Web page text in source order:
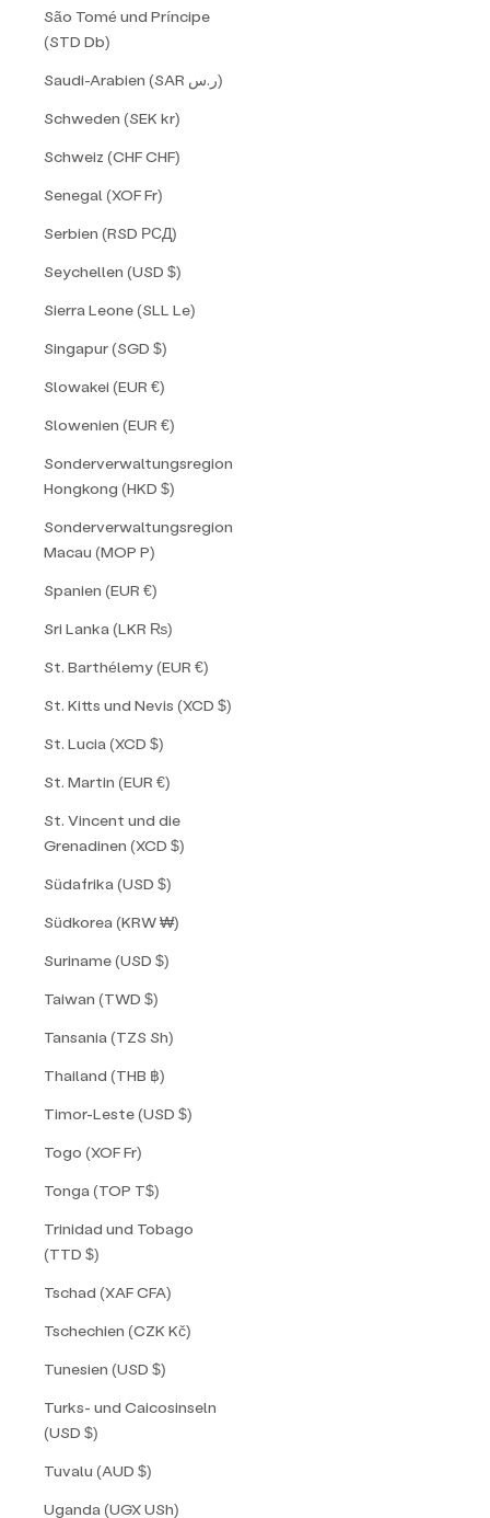
São Tomé und Príncipe
(STD Db)
Saudi-Arabien (SAR ر.س)
Schweden (SEK kr)
Schweiz (CHF CHF)
Senegal (XOF Fr)
Serbien (RSD РСД)
Seychellen (USD $)
Sierra Leone (SLL Le)
Singapur (SGD $)
Slowakei (EUR €)
Slowenien (EUR €)
Sonderverwaltungsregion
Hongkong (HKD $)
Sonderverwaltungsregion
Macau (MOP P)
Spanien (EUR €)
Sri Lanka (LKR ₨)
St. Barthélemy (EUR €)
St. Kitts und Nevis (XCD $)
St. Lucia (XCD $)
St. Martin (EUR €)
St. Vincent und die
Grenadinen (XCD $)
Südafrika (USD $)
Südkorea (KRW ₩)
Suriname (USD $)
Taiwan (TWD $)
Tansania (TZS Sh)
Thailand (THB ฿)
Timor-Leste (USD $)
Togo (XOF Fr)
Tonga (TOP T$)
Trinidad und Tobago
(TTD $)
Tschad (XAF CFA)
Tschechien (CZK Kč)
Tunesien (USD $)
Turks- und Caicosinseln
(USD $)
Tuvalu (AUD $)
Uganda (UGX USh)